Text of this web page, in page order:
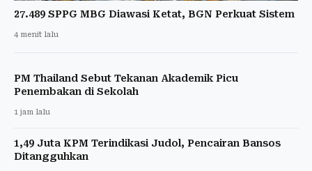
27.489 SPPG MBG Diawasi Ketat, BGN Perkuat Sistem
4 menit lalu
PM Thailand Sebut Tekanan Akademik Picu
Penembakan di Sekolah
1 jam lalu
1,49 Juta KPM Terindikasi Judol, Pencairan Bansos
Ditangguhkan